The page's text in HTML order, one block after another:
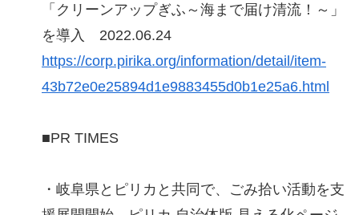
「クリーンアップぎふ～海まで届け清流！～」
を導入 2022.06.24
https://corp.pirika.org/information/detail/item-
43b72e0e25894d1e9883455d0b1e25a6.html
■PR TIMES
・岐阜県とピリカと共同で、ごみ拾い活動を支